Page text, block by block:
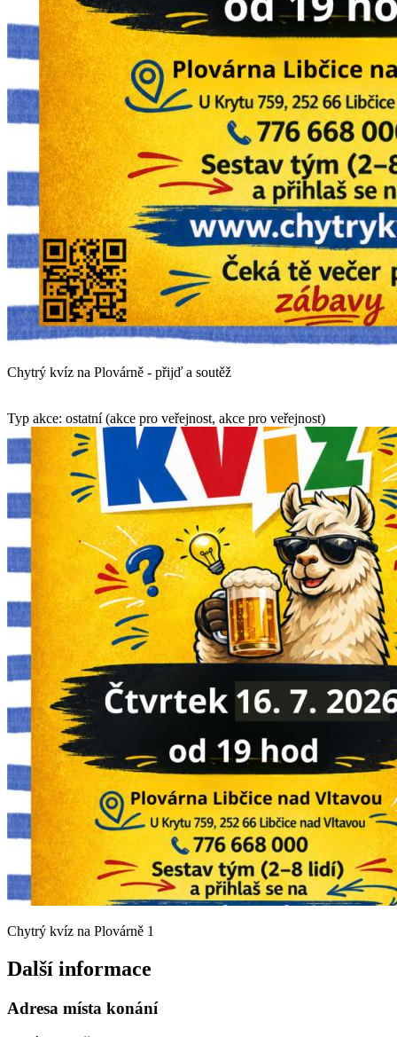
Chytrý kvíz na Plovárně - přijď a soutěž
Typ akce: ostatní (akce pro veřejnost, akce pro veřejnost)
Chytrý kvíz na Plovárně 1
Další informace
Adresa místa konání